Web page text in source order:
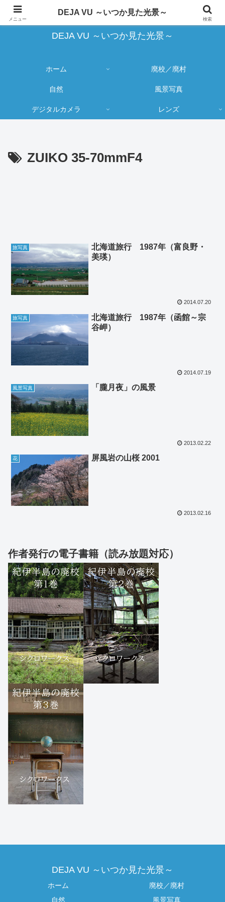
蔵出し写真の大売り出しとカメラ物欲のブログ
DEJA VU ～いつか見た光景～
ホーム 廃校／廃村
自然 風景写真
デジタルカメラ レンズ
ZUIKO 35-70mmF4
旅写真
北海道旅行 1987年（富良野・
美瑛）
2014.07.20
旅写真
北海道旅行 1987年（函館～宗
谷岬）
2014.07.19
風景写真 「朧月夜」の風景
2013.02.22
花 屏風岩の山桜 2001
2013.02.16
作者発行の電子書籍（読み放題対応）
DEJA VU ～いつか見た光景～
ホーム
廃校／廃村
自然
風景写真
メニュー
DEJA VU ～いつか見た光景～
検索